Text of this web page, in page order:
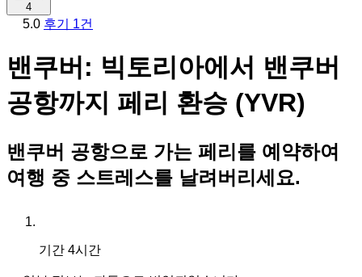
4
5.0 후기 1건
밴쿠버: 빅토리아에서 밴쿠버
공항까지 페리 환승 (YVR)
밴쿠버 공항으로 가는 페리를 예약하여
여행 중 스트레스를 날려버리세요.
기간 4시간